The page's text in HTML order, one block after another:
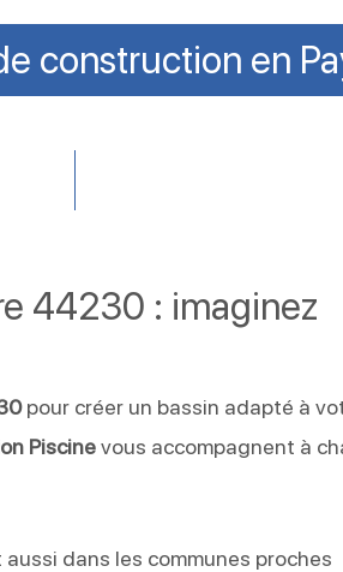
construction en
44230 : imaginez
pour créer un bassin adapté à
Piscinevous accompagnent à
dans les communes proches